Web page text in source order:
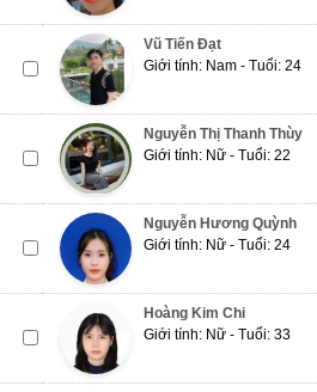
Vũ Tiến Đạt
Giới tính: Nam - Tuổi: 24
Nguyễn Thị Thanh Thùy
Giới tính: Nữ - Tuổi: 22
Nguyễn Hương Quỳnh
Giới tính: Nữ - Tuổi: 24
Hoàng Kim Chi
Giới tính: Nữ - Tuổi: 33